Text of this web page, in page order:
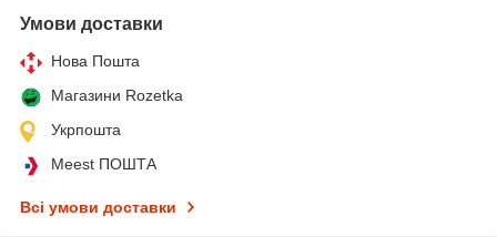
Умови доставки
Нова Пошта
Магазини Rozetka
Укрпошта
Meest ПОШТА
Всі умови доставки